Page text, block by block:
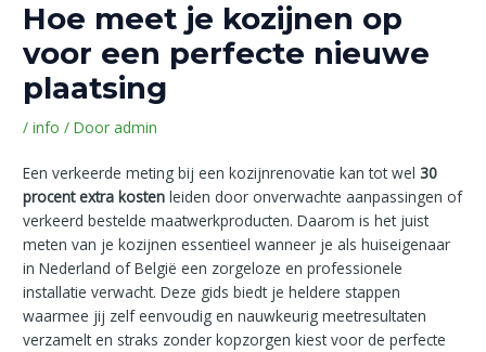
Hoe meet je kozijnen op
voor een perfecte nieuwe
plaatsing
/info / Door admin
Een verkeerde meting bij een kozijnrenovatie kan tot wel30
procent extra kosten leiden door onverwachte aanpassingen of
verkeerd bestelde maatwerkproducten. Daarom is het juist
meten van je kozijnen essentieel wanneer je als huiseigenaar
in Nederland of België een zorgeloze en professionele
installatie verwacht. Deze gids biedt je heldere stappen
waarmee jij zelf eenvoudig en nauwkeurig meetresultaten
verzamelt en straks zonder kopzorgen kiest voor de perfecte